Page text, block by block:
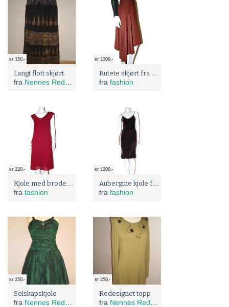
kr 150,-
Langt flott skjørt.
fra Nennes Redesign
kr 1300,-
fra fashion
kr 220,-
fra fashion
kr 1200,-
Aubergine kjole fra Lyst, norsk design str. S
fra fashion
kr 250,-
Selskapskjole
fra Nennes Redesign
kr 250,-
Redesignet topp
fra Nennes Redesign